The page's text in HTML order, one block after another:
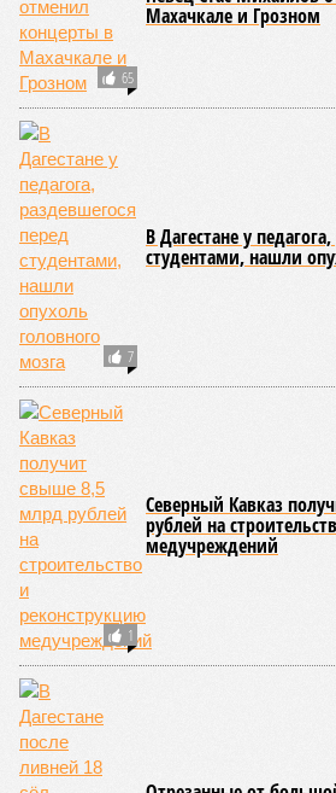
Две республики Северного Кавказа
существенный рост детской преступности
полугодия 2026-го.
В Кабардино-Балкарской
месяцев текущего года было
несовершеннолетних, совершивших
деяния, что превышает показатель
2025-го более чем в три раза, когда
всего 16 человек.
В соседней Северной Осетии число
правонарушителей подскочило с 10
северокавказские республики в итоге
пятёрке общероссийского
Эти данные
Министерства внутренних дел
В масштабах всей страны картина
тревожно: за первое полугодие общее
несовершеннолетних преступников
сравнению с аналогичным периодом
человек и достигло отметки в 11,4
В Чукотском автономном округе
нарушителей закона выросло с
Чеченской Республике, где годом
вовсе, теперь зафиксировано восемь
Пензенской области показатель и
87 человек.
Наибольший абсолютный прирост